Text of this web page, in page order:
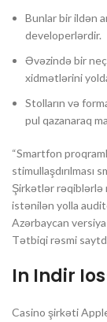
Bunlar bir ildən
developerlərdir.
Əvəzində bir
xidmətlərini
Stolların və
pul qazanaraq
“Smartfon
stimullaşdırılması
Şirkətlər rəqiblərlə
istənilən yolla
Azərbaycan
Tətbiqi rəsmi
In Indir
Casino şirkəti